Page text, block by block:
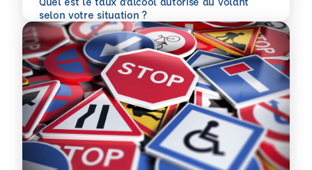
selon votre situation ?
En savoir plus